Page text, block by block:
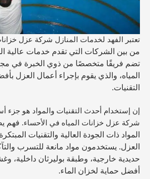
تعتبر الفهد لخدمات المنازل شركة عزل
من بين الشركات التي تقدم خدمات عالية
تضم فريقًا متخصصًا من ذوي الخبرة في
المياه، والذي يقوم بإجراء أعمال العزل
التقنيات.
إن إستخدام أحدث التقنيات والمواد هو
شركة عزل خزانات المياه في الأحساء. فهم
المواد ذات الجودة العالية والتقنيات
العزل. يستخدمون مواد مانعة للتسرب
أفضل حماية لخزان الماء.